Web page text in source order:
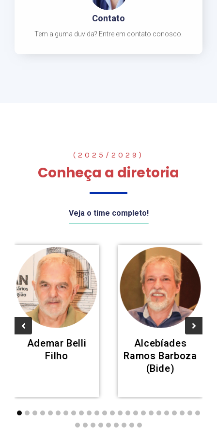
Contato
Tem alguma duvida? Entre em contato conosco.
(2025/2029)
Conheça a diretoria
Veja o time completo!
Ademar Belli
Filho
Alcebíades
Ramos Barboza
(Bide)